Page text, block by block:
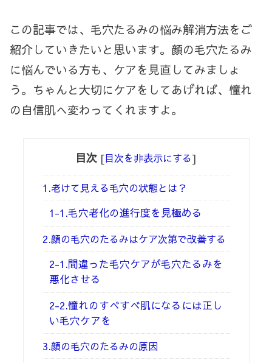
この記事では、毛穴たるみの悩み解消方法をご
紹介していきたいと思います。顔の毛穴たるみ
に悩んでいる方も、ケアを見直してみましょ
う。ちゃんと大切にケアをしてあげれば、憧れ
の自信肌へ変わってくれますよ。
目次 [目次を非表示にする]
1.老けて見える毛穴の状態とは？
1-1.毛穴老化の進行度を見極める
2.顔の毛穴のたるみはケア次第で改善する
2-1.間違った毛穴ケアが毛穴たるみを
悪化させる
2-2.憧れのすべすべ肌になるには正し
い毛穴ケアを
3.顔の毛穴のたるみの原因